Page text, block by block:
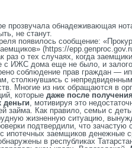
прозвучала обнадеживающая
не станут.
появилось сообщение:
(https://
раз о тех случаях, когда
с ИЖС дома еще не было, и
соблюдение прав граждан —
столкнувшись с
Многие из них обращаются в
которые даже после
деньги, мотивируя это
займа. Как правило, семьи с
жизненную ситуацию,
подтвердили, что
с ипотечных заемщиков денежные
в республиках